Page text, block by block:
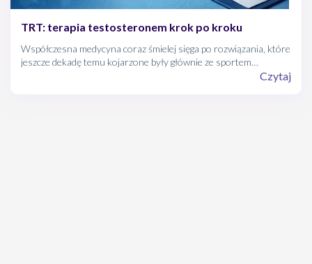
TRT: terapia testosteronem krok po kroku
Współczesna medycyna coraz śmielej sięga po rozwiązania, które
jeszcze dekadę temu kojarzone były głównie ze sportem
wyczynowym. Hormonalna Terapia Zastępcza (TRT) u mężczyzn
Czytaj